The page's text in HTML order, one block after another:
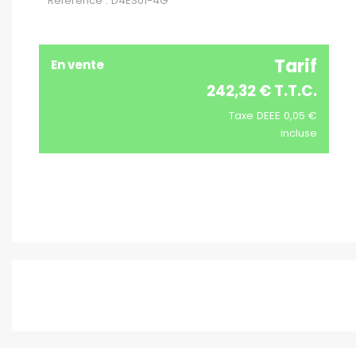
En vente Tarif
242,32 € T.T.C.
Taxe DEEE 0,05 €
incluse